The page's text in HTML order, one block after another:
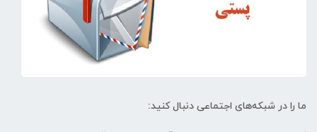
ما را در شبکه‌های اجتماعی دنبال کنید: